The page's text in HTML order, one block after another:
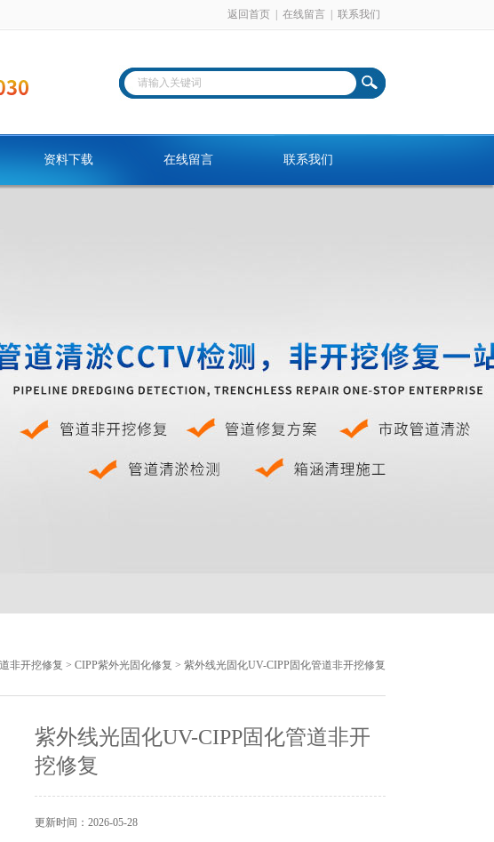
返回首页 在线留言 联系我们
资料下载 在线留言 联系我们
非开挖修复 > CIPP紫外光固化修复 > 紫外线光固化UV-CIPP固化管道非开挖修复
紫外线光固化UV-CIPP固化管道非开
挖修复
更新时间：2026-05-28